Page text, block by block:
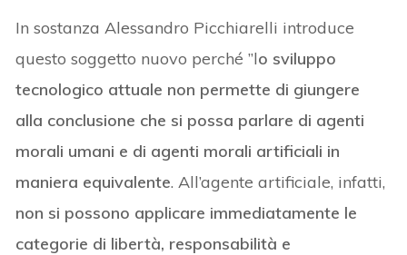
In sostanza Alessandro Picchiarelli introduce
questo soggetto nuovo perché ”lo sviluppo
tecnologico attuale non permette di giungere
alla conclusione che si possa parlare di agenti
morali umani e di agenti morali artificiali in
maniera equivalente. All’agente artificiale, infatti,
non si possono applicare immediatamente le
categorie di libertà, responsabilità e